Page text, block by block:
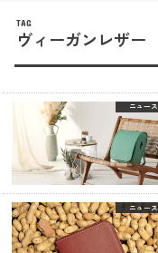
TAG
ヴィーガンレザー
ニュース
ニュース